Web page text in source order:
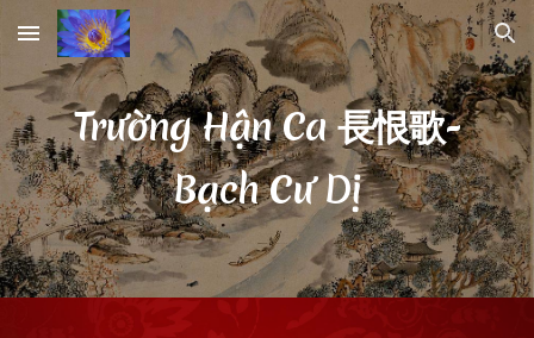
Skip to main content Skip to navigation
Trường Hận Ca長恨歌-
Bạch Cư Dị